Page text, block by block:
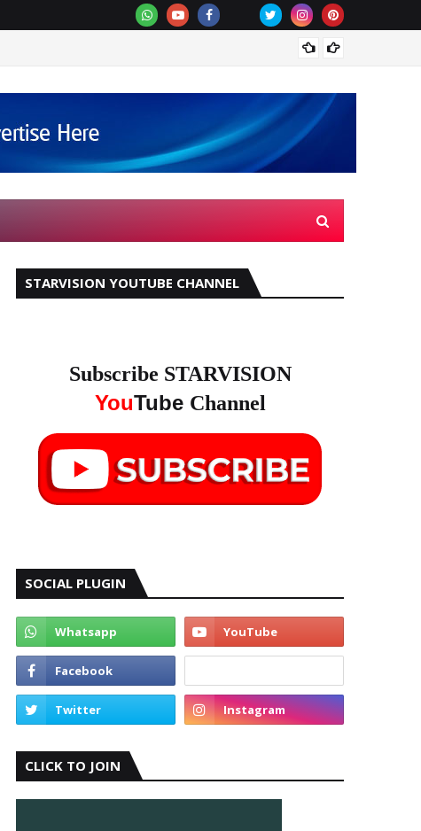
STARVISION YOUTUBE CHANNEL
Subscribe STARVISION
YouTube Channel
SOCIAL PLUGIN
CLICK TO JOIN